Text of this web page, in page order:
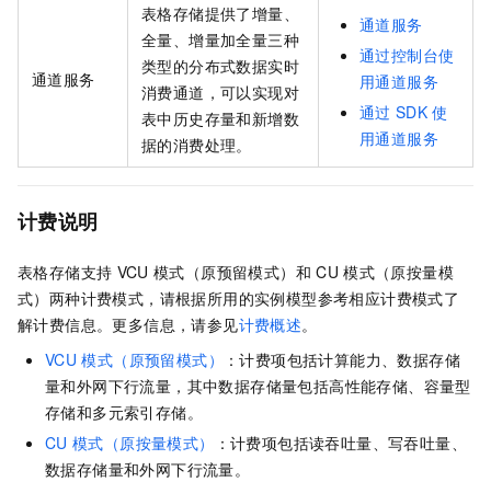
通道服务
表格存储提供了增量、
全量、增量加全量三种
类型的分布式数据实时
消费通道，可以实现对
表中历史存量和新增数
据的消费处理。
通道服务
通过控制台使
用通道服务
通过 SDK 使
用通道服务
计费说明
表格存储支持 VCU 模式（原预留模式）和 CU 模式（原按量模
式）两种计费模式，请根据所用的实例模型参考相应计费模式了
解计费信息。更多信息，请参见计费概述。
VCU 模式（原预留模式）
：计费项包括计算能力、数据存储
量和外网下行流量，其中数据存储量包括高性能存储、容量型
存储和多元索引存储。
CU 模式（原按量模式）
：计费项包括读吞吐量、写吞吐量、
数据存储量和外网下行流量。